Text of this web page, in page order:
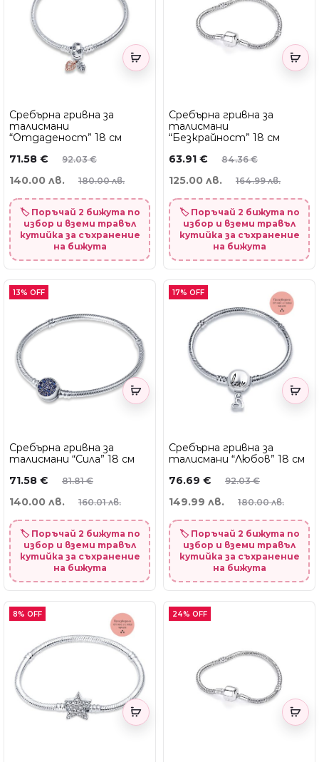
Сребърна гривна за
талисмани
“Отдаденост” 18 см
92.03€
71.58 €
180.00 лв.
140.00 лв.
🏷️ Поръчай 2 бижута по
избор и вземи травъл
кутийка за съхранение
на бижута
Сребърна гривна за
талисмани
“Безкрайност” 18 см
84.36€
63.91 €
164.99 лв.
125.00 лв.
🏷️ Поръчай 2 бижута по
избор и вземи травъл
кутийка за съхранение
на бижута
13% OFF
Сребърна гривна за
талисмани “Сила” 18 см
81.81€
71.58 €
160.01 лв.
140.00 лв.
🏷️ Поръчай 2 бижута по
избор и вземи травъл
кутийка за съхранение
на бижута
17% OFF
Сребърна гривна за
талисмани “Любов” 18 см
92.03€
76.69 €
180.00 лв.
149.99 лв.
🏷️ Поръчай 2 бижута по
избор и вземи травъл
кутийка за съхранение
на бижута
8% OFF 24% OFF